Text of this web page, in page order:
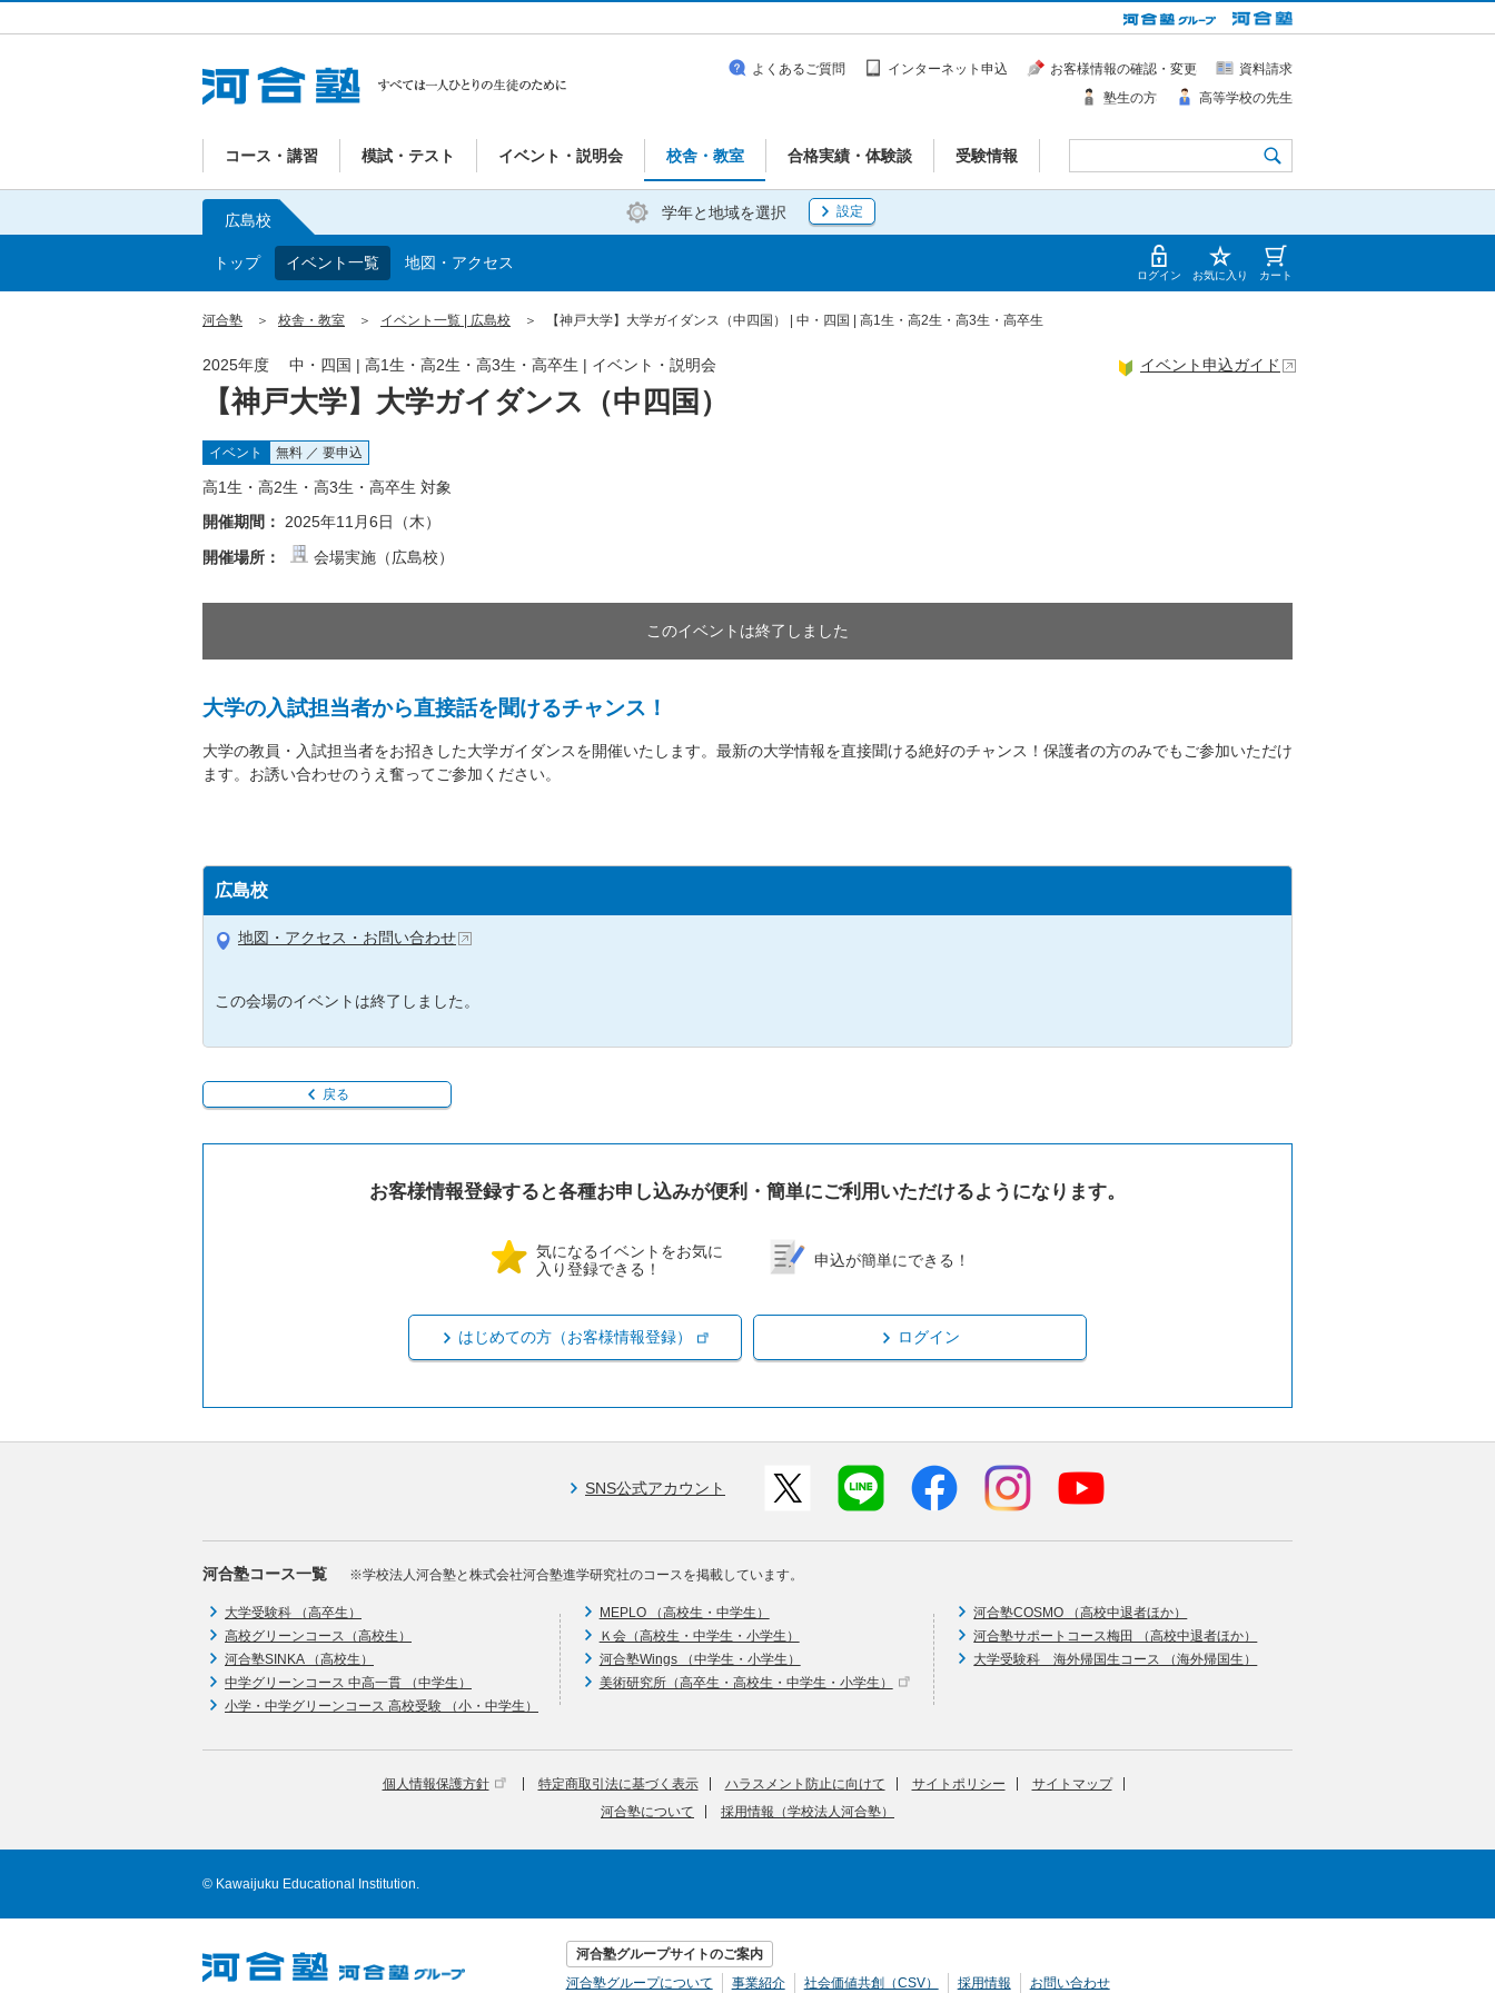
コース・講習 模試・テスト イベント・説明会 校舎・教室 合格実績・体験談 受験情報
よくあるご質問 インターネット申込 お客様情報の確認・変更
資料請求
塾生の方
高等学校の先生
学年と地域を選択 設定
広島校
トップ イベント一覧 地図・アクセス
ログイン お気に入り カート
河合塾 校舎・教室 イベント一覧 | 広島校 【神戸大学】大学ガイダンス（中四国） | 中・四国 | 高1生・高2生・高3生・高卒生
【神戸大学】大学ガイダンス（中四国）
2025年度 中・四国 | 高1生・高2生・高3生・高卒生 | イベント・説明会 イベント申込ガイド
イベント 無料 ／ 要申込
高1生・高2生・高3生・高卒生 対象
開催期間： 2025年11月6日（木）
開催場所：
会場実施（広島校）
このイベントは終了しました
大学の入試担当者から直接話を聞けるチャンス！
大学の教員・入試担当者をお招きした大学ガイダンスを開催いたします。最新の大学情報を直接聞ける絶好のチャンス！保護者の方のみでもご参加いただけ
ます。お誘い合わせのうえ奮ってご参加ください。
広島校
地図・アクセス・お問い合わせ
この会場のイベントは終了しました。
戻る
お客様情報登録すると各種お申し込みが便利・簡単にご利用いただけるようになります。
気になるイベントをお気に
入り登録できる！
申込が簡単にできる！
はじめての方（お客様情報登録） ログイン
SNS公式アカウント
河合塾コース一覧 ※学校法人河合塾と株式会社河合塾進学研究社のコースを掲載しています。
大学受験科 （高卒生）
高校グリーンコース（高校生）
河合塾SINKA （高校生）
中学グリーンコース 中高一貫 （中学生）
小学・中学グリーンコース 高校受験 （小・中学生）
MEPLO （高校生・中学生）
Ｋ会（高校生・中学生・小学生）
河合塾Wings （中学生・小学生）
美術研究所（高卒生・高校生・中学生・小学生）
河合塾COSMO （高校中退者ほか）
河合塾サポートコース梅田 （高校中退者ほか）
大学受験科 海外帰国生コース （海外帰国生）
個人情報保護方針 特定商取引法に基づく表示 ハラスメント防止に向けて サイトポリシー
サイトマップ
河合塾について
採用情報（学校法人河合塾）
© Kawaijuku Educational Institution.
河合塾グループサイトのご案内
河合塾グループについて
事業紹介 社会価値共創（CSV） 採用情報 お問い合わせ